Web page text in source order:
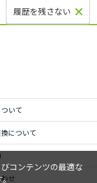
履歴を残さない
いて
について
せ
コンテンツの最適な
。